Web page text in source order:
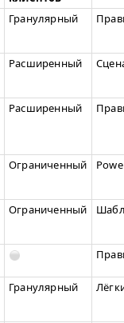
Гранулярный
Расширенный
Расширенный
Ограниченный
Ограниченный
Гранулярный